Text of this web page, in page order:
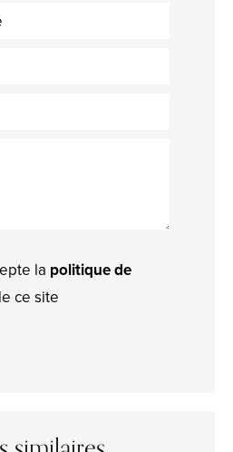
la politique de
ce site